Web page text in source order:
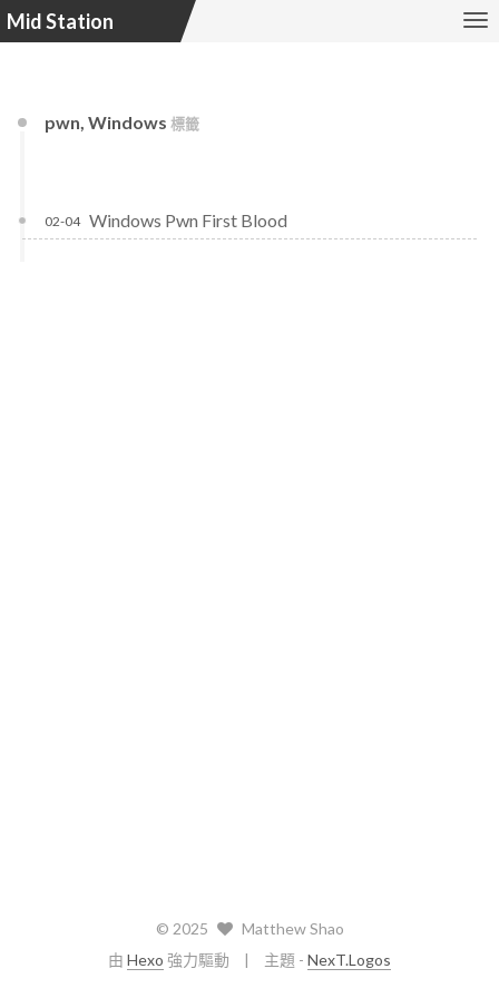
Mid Station
pwn, Windows 標籤
Windows Pwn First Blood
02-04
© 2025
Matthew Shao
由 Hexo 強力驅動 主題 - NexT.Logos